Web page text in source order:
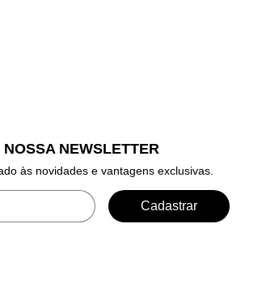
NEWSLETTER
às novidades e vantagens exclusivas.